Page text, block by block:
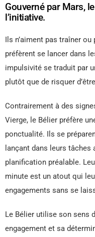
Gouverné par Mars,
l’initiative.
Ils n’aiment pas traîner
préfèrent se lancer dans
impulsivité se traduit par
plutôt que de risquer
Contrairement à des
Vierge, le Bélier préfère
ponctualité. Ils se
lançant dans leurs
planification préalable.
minute est un atout qui
engagements sans se
Le Bélier utilise son sens
engagement et sa